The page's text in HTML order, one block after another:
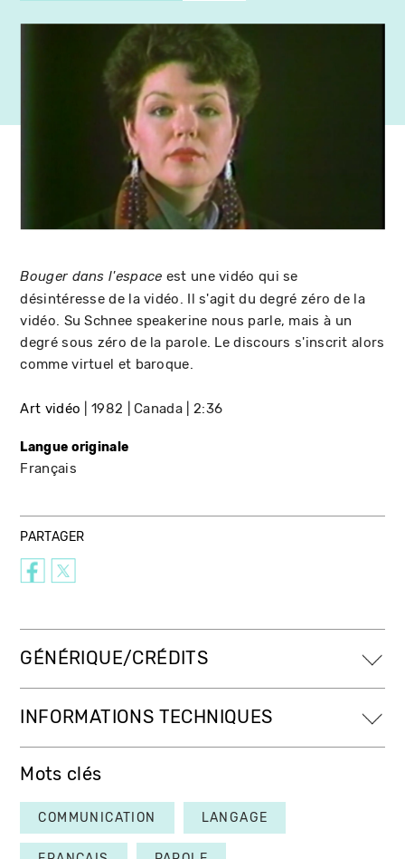
Bouger dans l'espace est une vidéo qui se
désintéresse de la vidéo. Il s'agit du degré zéro de la
vidéo. Su Schnee speakerine nous parle, mais à un
degré sous zéro de la parole. Le discours s'inscrit alors
comme virtuel et baroque.
Art vidéo 1982 Canada 2:36
Langue originale
Français
PARTAGER
GÉNÉRIQUE/CRÉDITS
INFORMATIONS TECHNIQUES
Mots clés
COMMUNICATION LANGAGE